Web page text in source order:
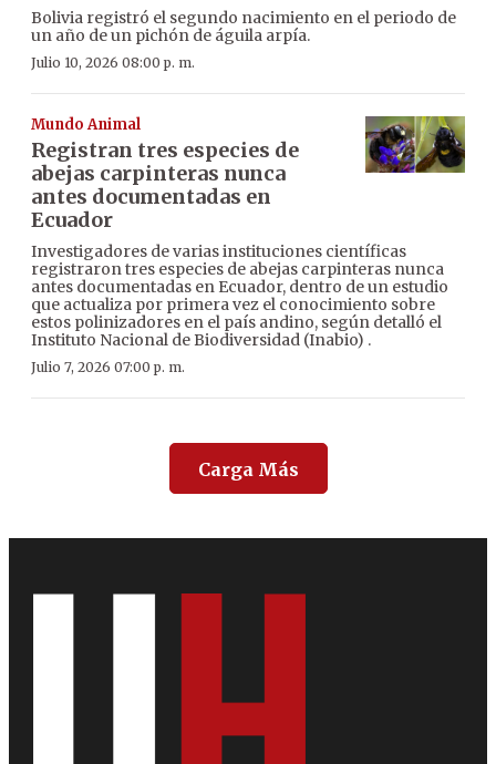
Bolivia registró el segundo nacimiento en el periodo de
un año de un pichón de águila arpía.
Julio 10, 2026 08:00 p. m.
Mundo Animal
Registran tres especies de
abejas carpinteras nunca
antes documentadas en
Ecuador
Investigadores de varias instituciones científicas
registraron tres especies de abejas carpinteras nunca
antes documentadas en Ecuador, dentro de un estudio
que actualiza por primera vez el conocimiento sobre
estos polinizadores en el país andino, según detalló el
Instituto Nacional de Biodiversidad (Inabio) .
Julio 7, 2026 07:00 p. m.
Carga Más